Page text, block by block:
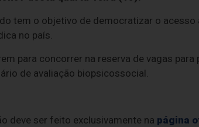
tem o objetivo de democratizar o
no país.
para concorrer na reserva de vagas
de avaliação biopsicossocial.
deve ser feito exclusivamente na página